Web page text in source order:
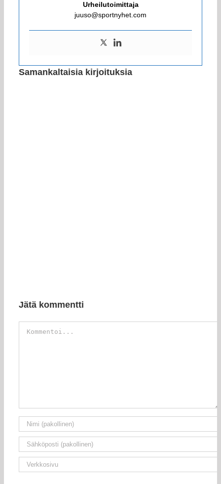
Urheilutoimittaja
juuso@sportnyhet.com
Samankaltaisia kirjoituksia
Jätä kommentti